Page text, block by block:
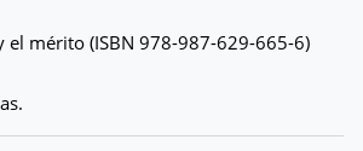
el mérito (ISBN 978-987-629-665-6)